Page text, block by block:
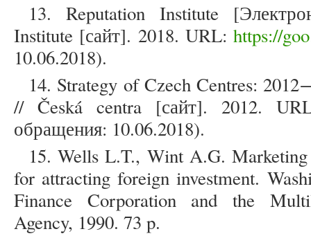
13. Reputation Institute
Institute [сайт]. 2018. URL:https://
10.06.2018).
14. Strategy of Czech Centres:
// Česká centra [сайт]. 2012.
обращения: 10.06.2018).
15. Wells L.T., Wint A.G.
for attracting foreign investment.
Finance Corporation and the
Agency, 1990. 73 p.